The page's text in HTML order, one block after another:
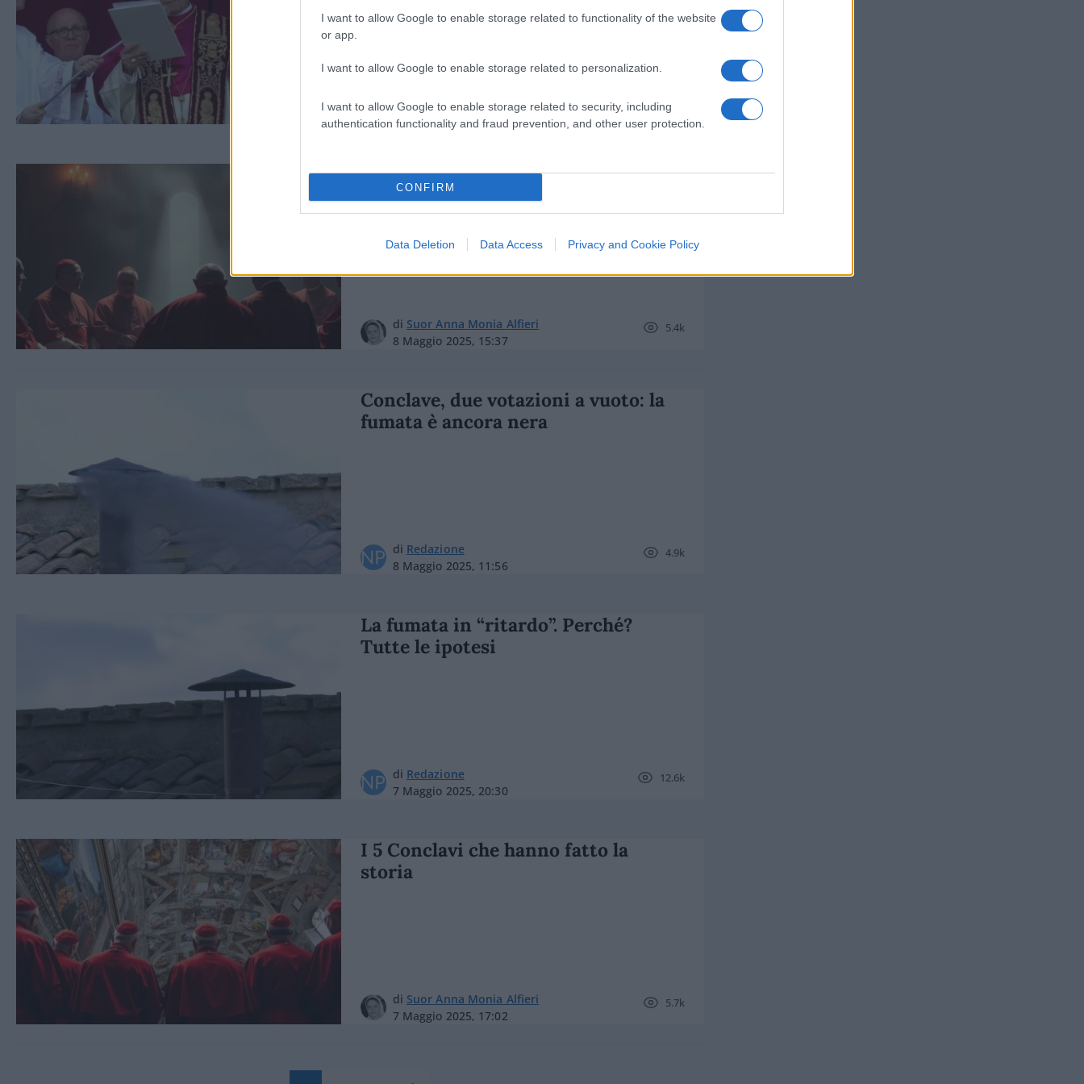
I want to allow Google to enable storage related to functionality of the website
or app.
I want to allow Google to enable storage related to personalization.
I want to allow Google to enable storage related to security, including
authentication functionality and fraud prevention, and other user protection.
CONFIRM
Data Deletion Data Access Privacy and Cookie Policy
di Franco Lodige
8 Maggio 2025, 18:14
10.3k
Conclave, perché i nodi da sciogliere
sono tanti
di Suor Anna Monia Alfieri
8 Maggio 2025, 15:37
5.4k
Conclave, due votazioni a vuoto: la
fumata è ancora nera
di Redazione
8 Maggio 2025, 11:56
4.9k
La fumata in “ritardo”. Perché?
Tutte le ipotesi
di Redazione
7 Maggio 2025, 20:30
12.6k
I 5 Conclavi che hanno fatto la
storia
di Suor Anna Monia Alfieri
7 Maggio 2025, 17:02
5.7k